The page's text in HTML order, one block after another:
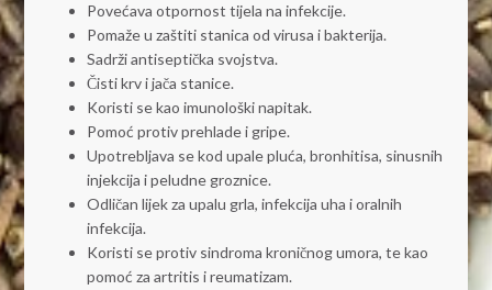
Povećava otpornost tijela na infekcije.
Pomaže u zaštiti stanica od virusa i bakterija.
Sadrži antiseptička svojstva.
Čisti krv i jača stanice.
Koristi se kao imunološki napitak.
Pomoć protiv prehlade i gripe.
Upotrebljava se kod upale pluća, bronhitisa, sinusnih
injekcija i peludne groznice.
Odličan lijek za upalu grla, infekcija uha i oralnih
infekcija.
Koristi se protiv sindroma kroničnog umora, te kao
pomoć za artritis i reumatizam.